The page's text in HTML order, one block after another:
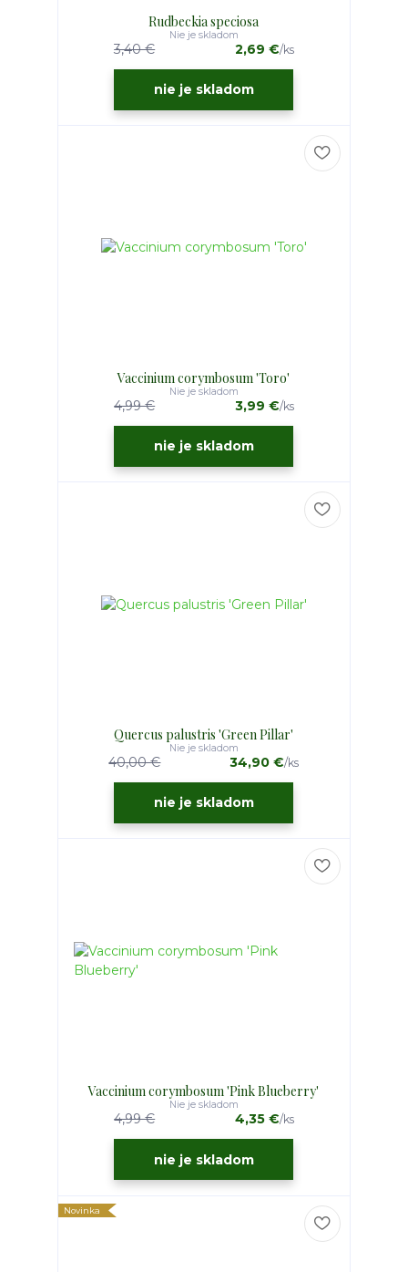
Rudbeckia speciosa
3,40 € 2,69 €/ks
Nie je skladom
nie je skladom
Vaccinium corymbosum 'Toro'
4,99 € 3,99 €/ks
Nie je skladom
nie je skladom
Quercus palustris 'Green Pillar'
40,00 € 34,90 €/ks
Nie je skladom
nie je skladom
Vaccinium corymbosum 'Pink Blueberry'
4,99 € 4,35 €/ks
Nie je skladom
nie je skladom
Novinka